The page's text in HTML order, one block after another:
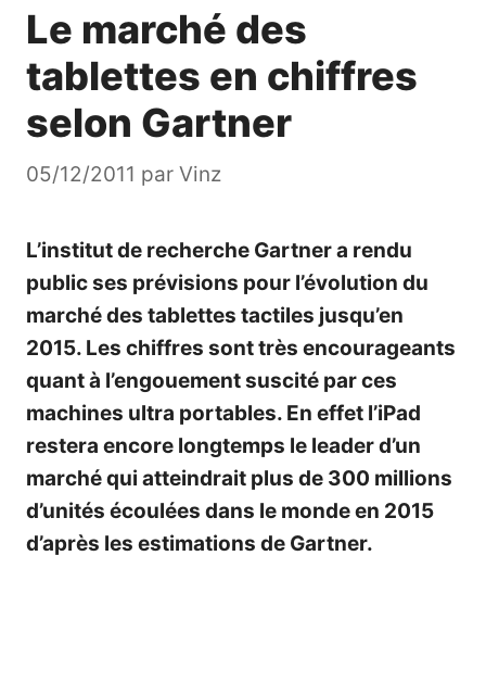
Le marché des
tablettes en chiffres
selon Gartner
05/12/2011 par Vinz
L’institut de recherche Gartnera rendu
public ses prévisions pour l’évolution du
marché des tablettes tactiles jusqu’en
2015. Les chiffres sont très encourageants
quant à l’engouement suscité par ces
machines ultra portables. En effet l’iPad
restera encore longtemps le leader d’un
marché qui atteindrait plus de 300 millions
d’unités écoulées dans le monde en 2015
d’après les estimations de Gartner.